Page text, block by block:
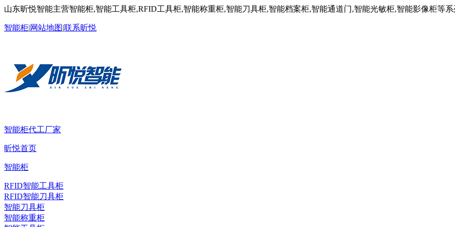
山东昕悦智能主营智能柜,智能工具柜,RFID工具柜,智能称重柜,智能刀具柜,智能档案柜,智能通道门,智能光敏柜,智能影像柜等
智能柜|网站地图|联系昕悦
智能柜代工厂家
昕悦首页
智能柜
RFID智能工具柜
RFID智能刀具柜
智能刀具柜
智能称重柜